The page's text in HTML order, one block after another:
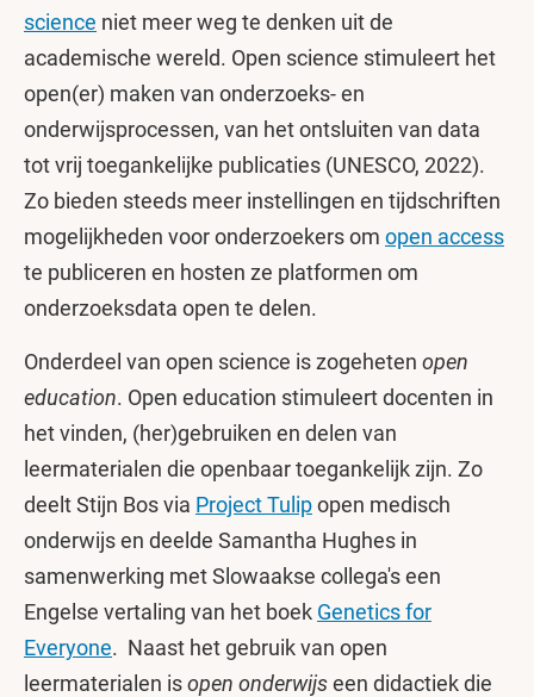
science niet meer weg te denken uit de
academische wereld. Open science stimuleert het
open(er) maken van onderzoeks- en
onderwijsprocessen, van het ontsluiten van data
tot vrij toegankelijke publicaties (UNESCO, 2022).
Zo bieden steeds meer instellingen en tijdschriften
mogelijkheden voor onderzoekers om open access
te publiceren en hosten ze platformen om
onderzoeksdata open te delen.
Onderdeel van open science is zogeheten open
education. Open education stimuleert docenten in
het vinden, (her)gebruiken en delen van
leermaterialen die openbaar toegankelijk zijn. Zo
deelt Stijn Bos via Project Tulipopen medisch
onderwijs en deelde Samantha Hughes in
samenwerking met Slowaakse collega's een
Engelse vertaling van het boek Genetics for
Everyone. Naast het gebruik van open
leermaterialen isopen onderwijseen didactiek die